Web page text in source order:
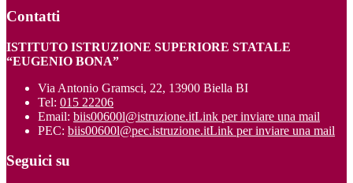
Contatti
ISTITUTO ISTRUZIONE SUPERIORE STATALE
“EUGENIO BONA”
Via Antonio Gramsci, 22, 13900 Biella BI
Tel: 015 22206
Email: biis00600l@istruzione.itLink per inviare una mail
PEC: biis00600l@pec.istruzione.itLink per inviare una mail
Seguici su